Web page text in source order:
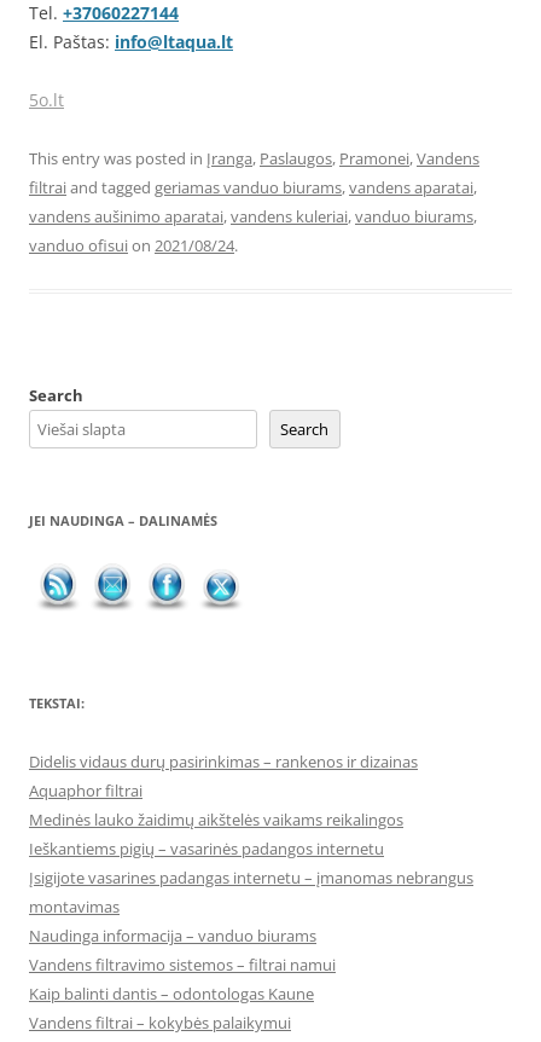
Tel. +37060227144
El. Paštas: info@ltaqua.lt
5o.lt
This entry was posted in Įranga, Paslaugos, Pramonei,Vandens
filtraiand tagged geriamas vanduo biurams,vandens aparatai,
vandens aušinimo aparatai,vandens kuleriai,vanduo biurams,
vanduo ofisuion 2021/08/24.
Search
Search
JEI NAUDINGA – DALINAMĖS
TEKSTAI:
Didelis vidaus durų pasirinkimas – rankenos ir dizainas
Aquaphor filtrai
Medinės lauko žaidimų aikštelės vaikams reikalingos
Ieškantiems pigių – vasarinės padangos internetu
Įsigijote vasarines padangas internetu – įmanomas nebrangus
montavimas
Naudinga informacija – vanduo biurams
Vandens filtravimo sistemos – filtrai namui
Kaip balinti dantis – odontologas Kaune
Vandens filtrai – kokybės palaikymui